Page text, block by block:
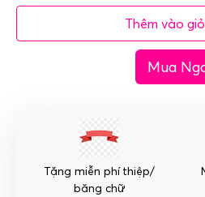
hoa
Quyền
Quý
lượng
Thêm vào
Mua
Tặng miễn phí thiệp/
băng chữ